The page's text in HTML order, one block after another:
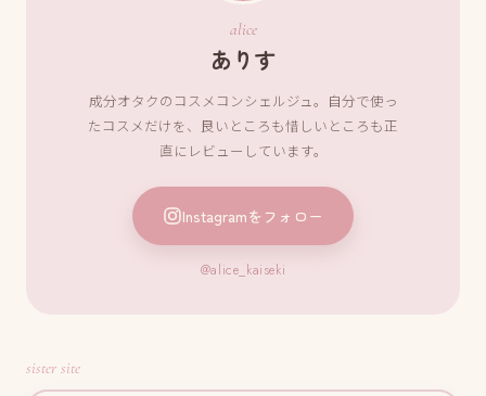
alice
ありす
成分オタクのコスメコンシェルジュ。自分で使っ
たコスメだけを、良いところも惜しいところも正
直にレビューしています。
Instagramをフォロー
@alice_kaiseki
sister site